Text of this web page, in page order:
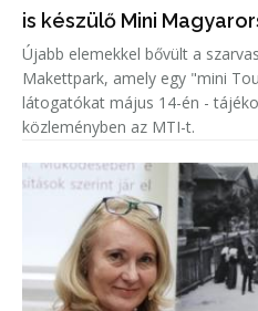
is készülő Mini
Újabb elemekkel bővült a
Makettpark, amely egy "mini
látogatókat május 14-én -
közleményben az MTI-t.